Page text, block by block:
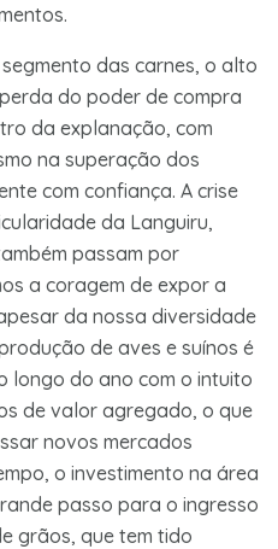
das carnes, o alto
do poder de compra
da explanação, com
na superação dos
com confiança. A crise
da Languiru,
passam por
a coragem de expor a
da nossa diversidade
de aves e suínos é
longo do ano com o intuito
de valor agregado, o que
novos mercados
o investimento na área
passo para o ingresso
grãos, que tem tido